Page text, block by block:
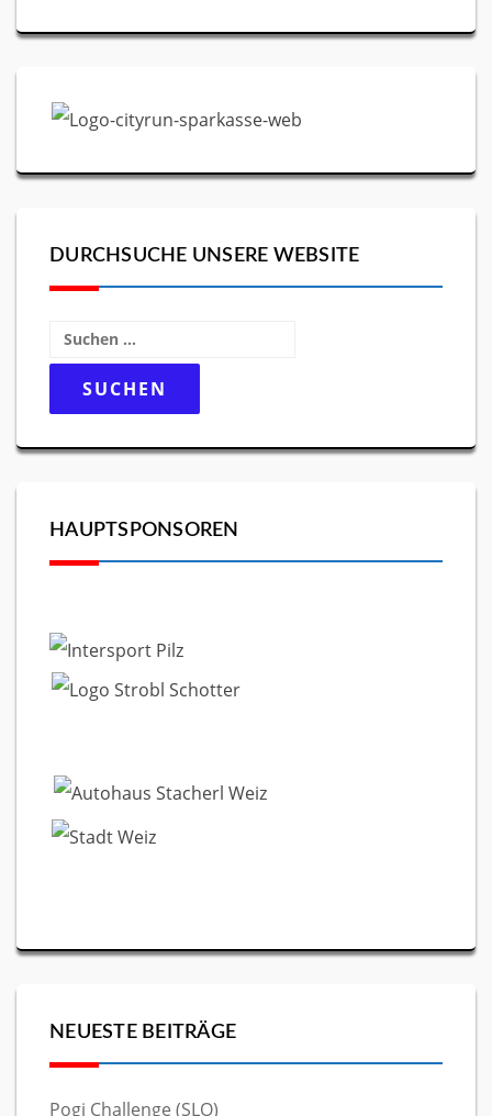
DURCHSUCHE UNSERE WEBSITE
Suchen
nach:
HAUPTSPONSOREN
NEUESTE BEITRÄGE
Pogi Challenge (SLO)